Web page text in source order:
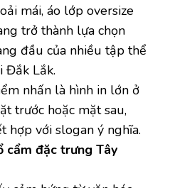
mái, áo lớp oversize
trở thành lựa chọn
đầu của nhiều tập thể
Đắk Lắk.
nhấn là hình in lớn ở
trước hoặc mặt sau,
hợp với slogan ý nghĩa.
cẩm đặc trưng Tây